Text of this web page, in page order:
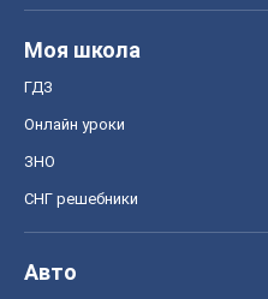
Моя школа
ГДЗ
Онлайн уроки
ЗНО
СНГ решебники
Авто